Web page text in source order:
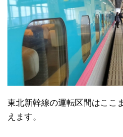
東北新幹線の運転区間はここ
えます。